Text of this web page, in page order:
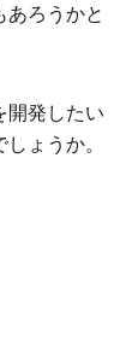
あろうかと
開発したい
ょうか。